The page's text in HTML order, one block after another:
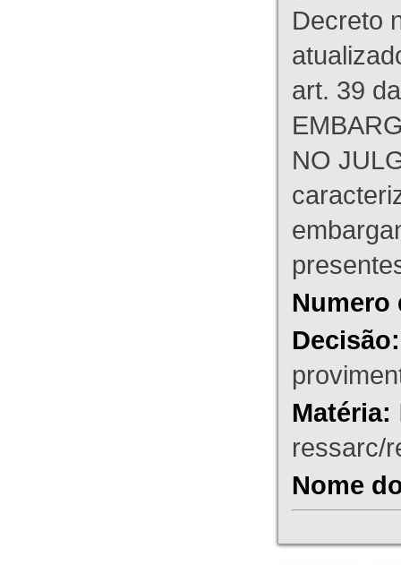
Decreto
art. 39
NO
Numero
Decisão:
Matéria:
ressarc/
Nome